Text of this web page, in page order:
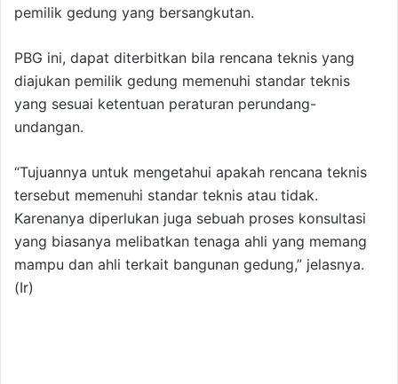
pemilik gedung yang bersangkutan.
PBG ini, dapat diterbitkan bila rencana teknis yang
diajukan pemilik gedung memenuhi standar teknis
yang sesuai ketentuan peraturan perundang-
undangan.
“Tujuannya untuk mengetahui apakah rencana teknis
tersebut memenuhi standar teknis atau tidak.
Karenanya diperlukan juga sebuah proses konsultasi
yang biasanya melibatkan tenaga ahli yang memang
mampu dan ahli terkait bangunan gedung,” jelasnya.
(Ir)